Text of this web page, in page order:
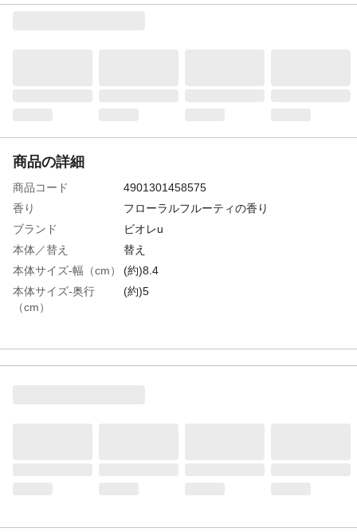
商品の詳細
商品コード
4901301458575
香り
フローラルフルーティの香り
ブランド
ビオレu
本体／替え
替え
本体サイズ-幅（cm）
(約)8.4
本体サイズ-奥行
（cm）
(約)5
特徴
●家族でふれあう肌も。しっとり保湿成分